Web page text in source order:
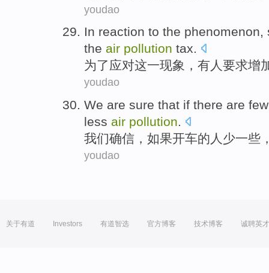
youdao
In reaction to the phenomenon,
the air pollution tax.
为了应对这一现象 ， 有人 要求增
youdao
We are sure that if there are
less air pollution.
我们确信 ， 如果开车的 人 少一些
youdao
关于有道 Investors 有道智选 官方博客 技术博客 诚聘英才